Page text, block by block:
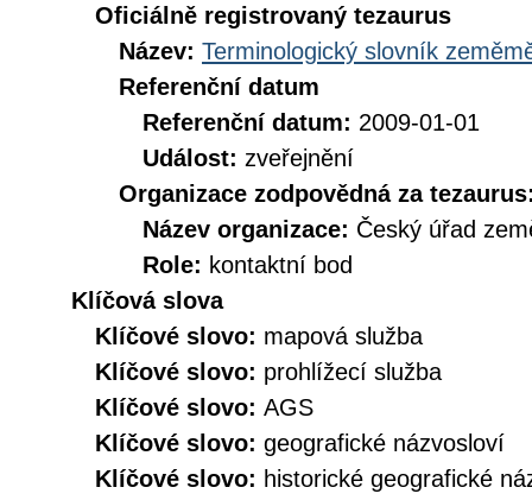
Oficiálně registrovaný tezaurus
Název: Terminologický slovník
Referenční datum
Referenční datum: 2009-01-01
Událost: zveřejnění
Organizace zodpovědná za
Název organizace: Český úřad
Role: kontaktní bod
Klíčová slova
Klíčové slovo: mapová služba
Klíčové slovo: prohlížecí služba
Klíčové slovo: AGS
Klíčové slovo: geografické názvosloví
Klíčové slovo: historické geografické